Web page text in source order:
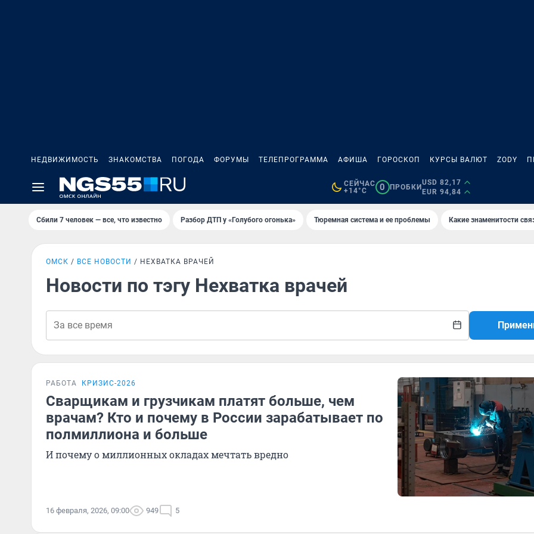
НЕДВИЖИМОСТЬ ЗНАКОМСТВА ПОГОДА ФОРУМЫ ТЕЛЕПРОГРАММА АФИША ГОРОСКОП КУРСЫ ВАЛЮТ ZODY
СЕЙЧАС
+14°C
0 ПРОБКИ
USD 82,17
EUR 94,84
Сбили 7 человек — все, что известно Разбор ДТП у «Голубого огонька» Тюремная система и ее проблемы Какие знаменитости
ОМСК ВСЕ НОВОСТИ НЕХВАТКА ВРАЧЕЙ
Новости по тэгу Нехватка врачей
РАБОТА КРИЗИС-2026
Сварщикам и грузчикам платят больше, чем
врачам? Кто и почему в России зарабатывает по
полмиллиона и больше
И почему о миллионных окладах мечтать вредно
16 февраля, 2026, 09:00 949 5